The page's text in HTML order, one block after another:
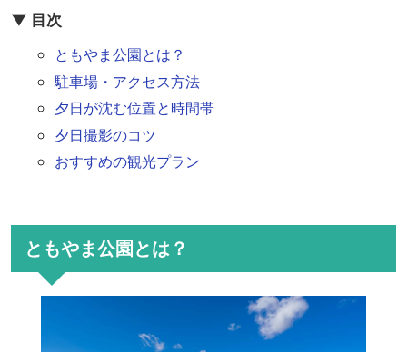
▼ 目次
ともやま公園とは？
駐車場・アクセス方法
夕日が沈む位置と時間帯
夕日撮影のコツ
おすすめの観光プラン
ともやま公園とは？